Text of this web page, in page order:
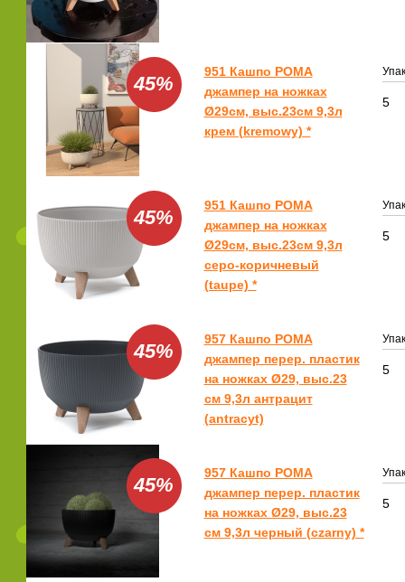
45%
951 Кашпо РОМА
джампер на ножках
Ø29см, выс.23см 9,3л
крем (kremowy) *
5
45%
951 Кашпо РОМА
джампер на ножках
Ø29см, выс.23см 9,3л
серо-коричневый
(taupe) *
5
45%
957 Кашпо РОМА
джампер перер. пластик
на ножках Ø29, выс.23
см 9,3л антрацит
(antracyt)
5
45%
957 Кашпо РОМА
джампер перер. пластик
на ножках Ø29, выс.23
см 9,3л черный (czarny) *
5